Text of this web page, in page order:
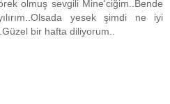
olmuş sevgili Mine'ciğim..Bende
yesek şimdi ne iyi
bir hafta diliyorum..